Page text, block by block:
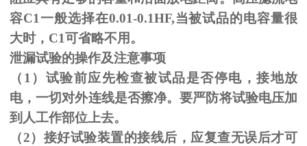
容C1一般选择在0.01-0.1HF,当被试品的电容量很
大时，C1可省略不用。
泄漏试验的操作及注意事项
（1）试验前应先检查被试品是否停电，接地放
电，一切对外连线是否擦净。要严防将试验电压加
到人工作部位上去。
（2）接好试验装置的接线后，应复查无误后才可